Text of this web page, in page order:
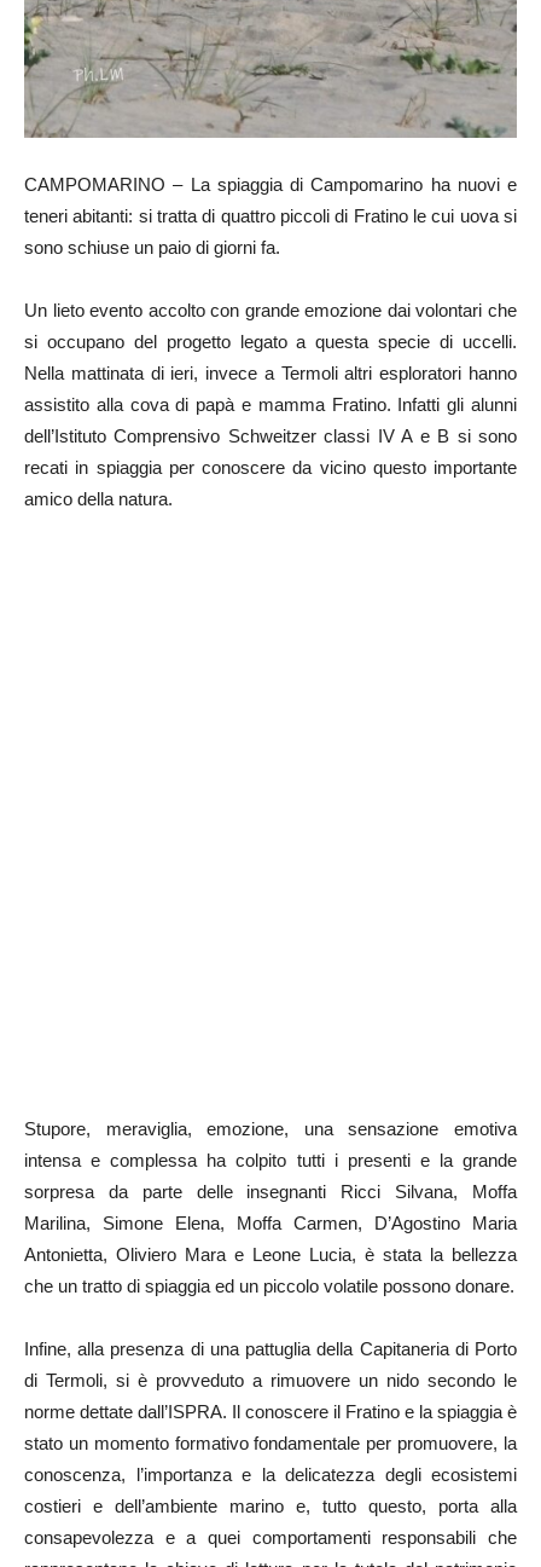
CAMPOMARINO – La spiaggia di Campomarino ha nuovi e
teneri abitanti: si tratta di quattro piccoli di Fratino le cui uova si
sono schiuse un paio di giorni fa.
Un lieto evento accolto con grande emozione dai volontari che
si occupano del progetto legato a questa specie di uccelli.
Nella mattinata di ieri, invece a Termoli altri esploratori hanno
assistito alla cova di papà e mamma Fratino. Infatti gli alunni
dell’Istituto Comprensivo Schweitzer classi IV A e B si sono
recati in spiaggia per conoscere da vicino questo importante
amico della natura.
Stupore, meraviglia, emozione, una sensazione emotiva
intensa e complessa ha colpito tutti i presenti e la grande
sorpresa da parte delle insegnanti Ricci Silvana, Moffa
Marilina, Simone Elena, Moffa Carmen, D’Agostino Maria
Antonietta, Oliviero Mara e Leone Lucia, è stata la bellezza
che un tratto di spiaggia ed un piccolo volatile possono donare.
Infine, alla presenza di una pattuglia della Capitaneria di Porto
di Termoli, si è provveduto a rimuovere un nido secondo le
norme dettate dall’ISPRA. Il conoscere il Fratino e la spiaggia è
stato un momento formativo fondamentale per promuovere, la
conoscenza, l’importanza e la delicatezza degli ecosistemi
costieri e dell’ambiente marino e, tutto questo, porta alla
consapevolezza e a quei comportamenti responsabili che